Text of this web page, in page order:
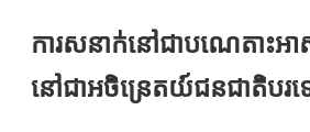
ការសនាក់នៅជាបណេតាះ
នៅជាអចិន្រេតយ៍ជនជាតិបរ